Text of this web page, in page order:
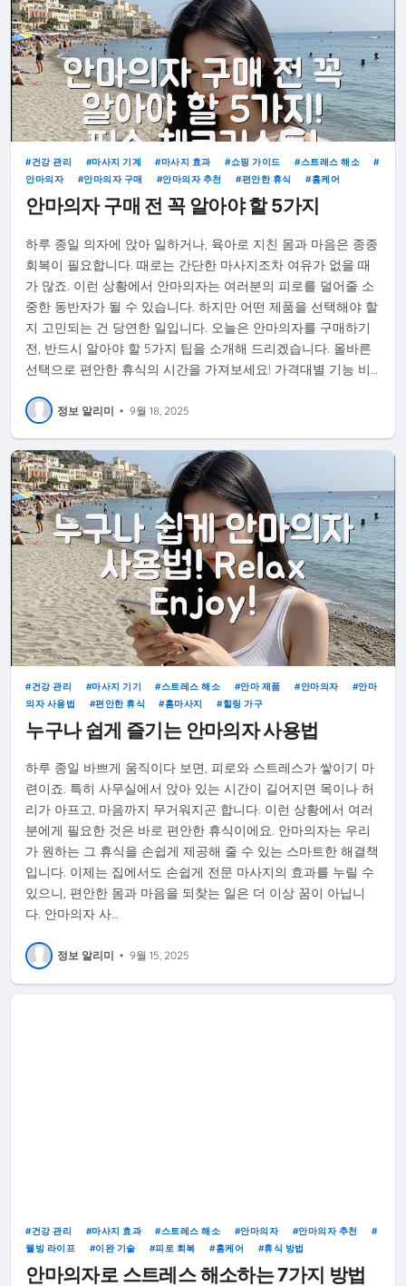
건강 관리 마사지 기계 마사지 효과 쇼핑 가이드
스트레스 해소
안마의자
안마의자 구매 안마의자 추천 편안한 휴식 홈케어
안마의자 구매 전 꼭 알아야 할 5가지
하루 종일 의자에 앉아 일하거나, 육아로 지친 몸과 마음은 종종
회복이 필요합니다. 때로는 간단한 마사지조차 여유가 없을 때
가 많죠. 이런 상황에서 안마의자는 여러분의 피로를 덜어줄 소
중한 동반자가 될 수 있습니다. 하지만 어떤 제품을 선택해야 할
지 고민되는 건 당연한 일입니다. 오늘은 안마의자를 구매하기
전, 반드시 알아야 할 5가지 팁을 소개해 드리겠습니다. 올바른
선택으로 편안한 휴식의 시간을 가져보세요! 가격대별 기능 비…
정보 알리미 • 9월 18, 2025
건강 관리 마사지 기기 스트레스 해소 안마 제품 안마의자
안마
의자 사용법
편안한 휴식 홈마사지 힐링 가구
누구나 쉽게 즐기는 안마의자 사용법
하루 종일 바쁘게 움직이다 보면, 피로와 스트레스가 쌓이기 마
련이죠. 특히 사무실에서 앉아 있는 시간이 길어지면 목이나 허
리가 아프고, 마음까지 무거워지곤 합니다. 이런 상황에서 여러
분에게 필요한 것은 바로 편안한 휴식이에요. 안마의자는 우리
가 원하는 그 휴식을 손쉽게 제공해 줄 수 있는 스마트한 해결책
입니다. 이제는 집에서도 손쉽게 전문 마사지의 효과를 누릴 수
있으니, 편안한 몸과 마음을 되찾는 일은 더 이상 꿈이 아닙니
다. 안마의자 사…
정보 알리미 • 9월 15, 2025
건강 관리 마사지 효과 스트레스 해소 안마의자
안마의자 추천
웰빙 라이프
이완 기술 피로 회복 홈케어 휴식 방법
안마의자로 스트레스 해소하는 7가지 방법